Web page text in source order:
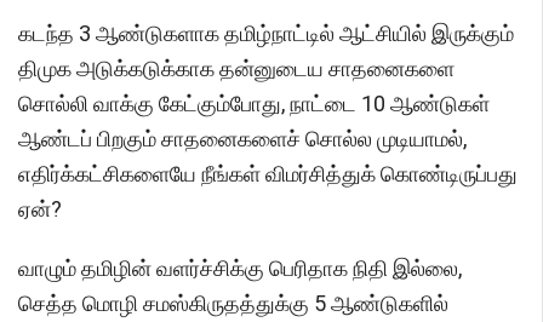
கடந்த 3 ஆண்டுகளாக தமிழ்நாட்டில் ஆட்சியில் இருக்கும்
திமுக அடுக்கடுக்காக தன்னுடைய சாதனைகளை
சொல்லி வாக்கு கேட்கும்போது, நாட்டை 10 ஆண்டுகள்
ஆண்டப் பிறகும் சாதனைகளைச் சொல்ல முடியாமல்,
எதிர்க்கட்சிகளையே நீங்கள் விமர்சித்துக் கொண்டிருப்பது
ஏன்?
வாழும் தமிழின் வளர்ச்சிக்கு பெரிதாக நிதி இல்லை,
செத்த மொழி சமஸ்கிருதத்துக்கு 5 ஆண்டுகளில்